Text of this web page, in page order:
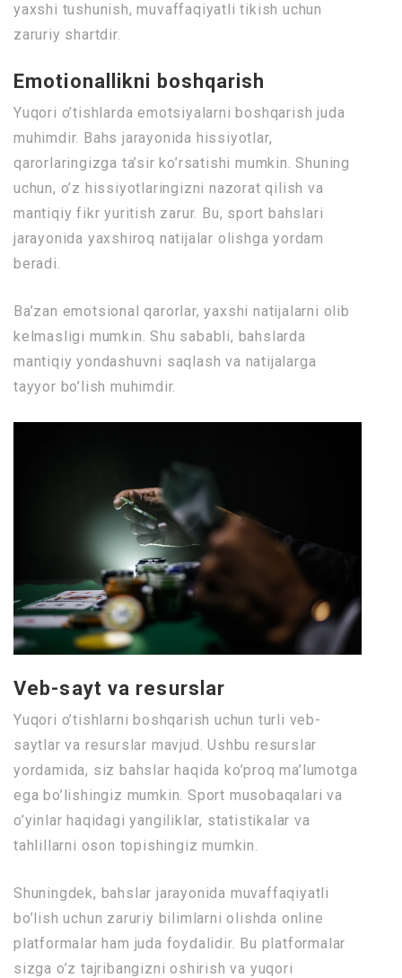
yaxshi tushunish, muvaffaqiyatli tikish uchun
zaruriy shartdir.
Emotionallikni boshqarish
Yuqori o’tishlarda emotsiyalarni boshqarish juda
muhimdir. Bahs jarayonida hissiyotlar,
qarorlaringizga ta’sir ko’rsatishi mumkin. Shuning
uchun, o’z hissiyotlaringizni nazorat qilish va
mantiqiy fikr yuritish zarur. Bu, sport bahslari
jarayonida yaxshiroq natijalar olishga yordam
beradi.
Ba’zan emotsional qarorlar, yaxshi natijalarni olib
kelmasligi mumkin. Shu sababli, bahslarda
mantiqiy yondashuvni saqlash va natijalarga
tayyor bo’lish muhimdir.
Veb-sayt va resurslar
Yuqori o’tishlarni boshqarish uchun turli veb-
saytlar va resurslar mavjud. Ushbu resurslar
yordamida, siz bahslar haqida ko’proq ma’lumotga
ega bo’lishingiz mumkin. Sport musobaqalari va
o’yinlar haqidagi yangiliklar, statistikalar va
tahlillarni oson topishingiz mumkin.
Shuningdek, bahslar jarayonida muvaffaqiyatli
bo’lish uchun zaruriy bilimlarni olishda online
platformalar ham juda foydalidir. Bu platformalar
sizga o’z tajribangizni oshirish va yuqori